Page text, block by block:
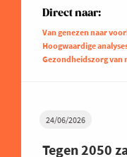
Direct naar:
Van genezen naar
Hoogwaardige
Gezondheidszorg van
24/06/2026
Tegen 2050